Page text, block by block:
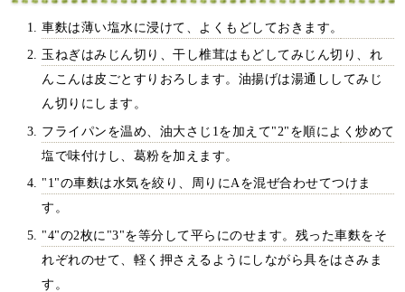
車麩は薄い塩水に浸けて、よくもどしておきます。
玉ねぎはみじん切り、干し椎茸はもどしてみじん切り、れ
んこんは皮ごとすりおろします。油揚げは湯通ししてみじ
ん切りにします。
フライパンを温め、油大さじ1を加えて"2"を順によく炒めて
塩で味付けし、葛粉を加えます。
"1"の車麩は水気を絞り、周りにAを混ぜ合わせてつけま
す。
"4"の2枚に"3"を等分して平らにのせます。残った車麩をそ
れぞれのせて、軽く押さえるようにしながら具をはさみま
す。